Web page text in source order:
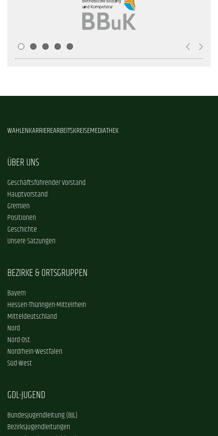
WAHLENKARRIEREARBEITSKREISEMEDIATHEK
ÜBER UNS
Geschäftsführender Vorstand
Hauptvorstand
Gremien
Positionen
Geschichte
Unsere Satzungen
BEZIRKE & ORTSGRUPPEN
Bayern
Hessen-Thüringen-Mittelrhein
Mitteldeutschland
Nord
Nord-Ost
Nordrhein-Westfalen
Süd-West
GDL-JUGEND
Bundesjugendleitung (BJL)
Bezirksjugendleitungen